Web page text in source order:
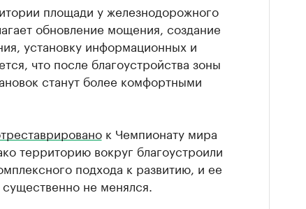
площади у железнодорожного
обновление мощения, создание
установку информационных и
что после благоустройства зоны
станут более комфортными
к Чемпионату мира
территорию вокруг благоустроили
подхода к развитию, и ее
не менялся.